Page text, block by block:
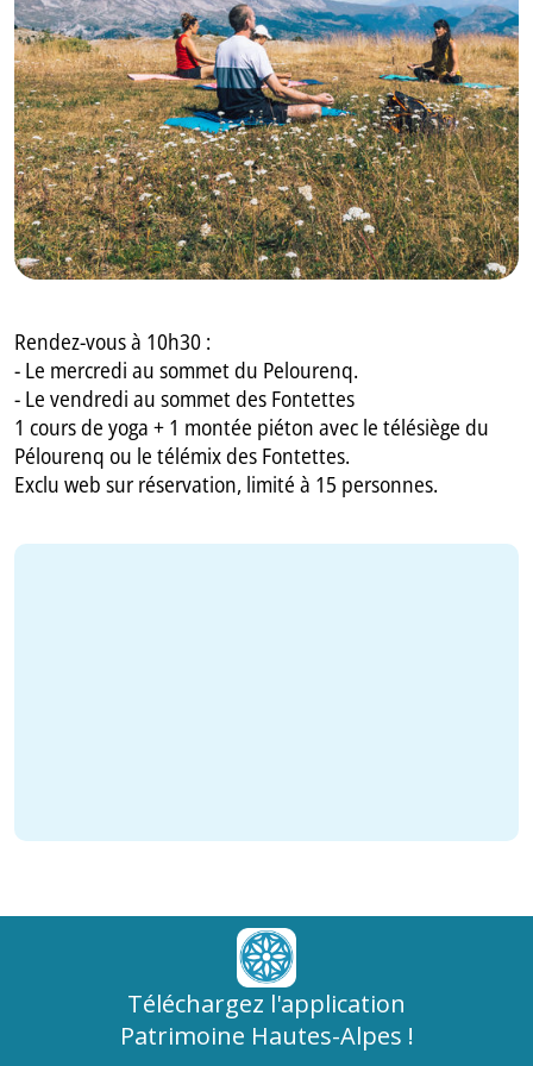
GB
IT
Rendez-vous à 10h30 :
- Le mercredi au sommet du Pelourenq.
- Le vendredi au sommet des Fontettes
1 cours de yoga + 1 montée piéton avec le télésiège du
Pélourenq ou le télémix des Fontettes.
Exclu web sur réservation, limité à 15 personnes.
Téléchargez l'application
Patrimoine Hautes-Alpes !